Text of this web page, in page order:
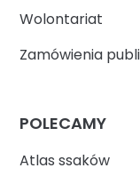
Wolontariat
Zamówienia
POLECAMY
Atlas ssaków